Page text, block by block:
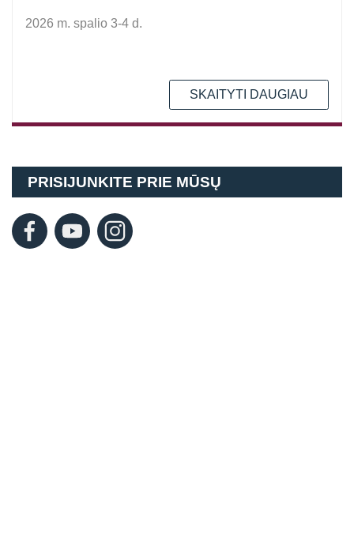
2026 m. spalio 3-4 d.
SKAITYTI DAUGIAU
PRISIJUNKITE PRIE MŪSŲ